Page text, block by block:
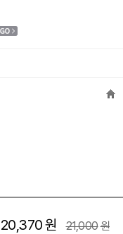
20,370원 21,000원